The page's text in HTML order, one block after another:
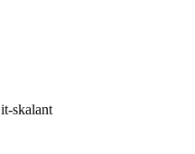
it-skalant